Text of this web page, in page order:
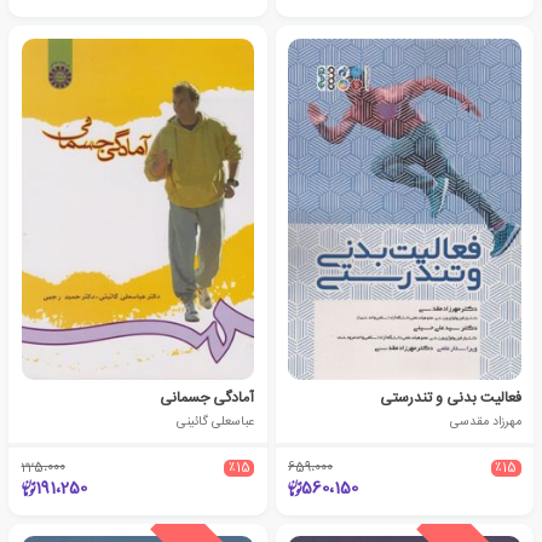
فعالیت بدنی و تندرستی
مهرزاد مقدسی
٪15 659،000
560،150
آمادگی جسمانی
عباسعلی گائینی
٪15 225،000
191،250